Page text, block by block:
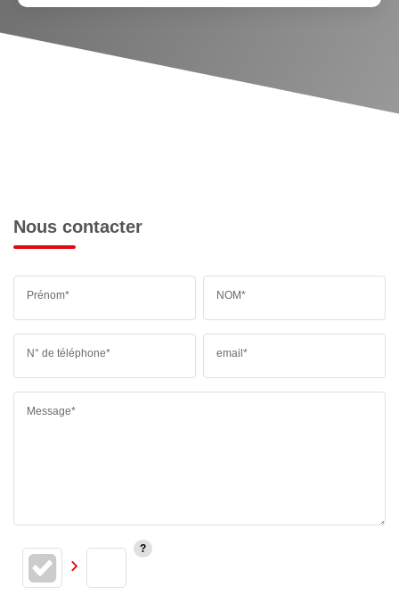
Nous contacter
Prénom* NOM*
N° de téléphone* email*
Message*